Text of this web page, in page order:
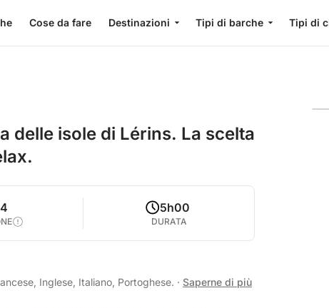
Cose da fare Destinazioni Tipi di barche Tipi di
delle isole di Lérins. La scelta
4 5h00
DURATA
Inglese, Italiano, Portoghese. · Saperne di più